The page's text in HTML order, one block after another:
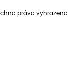
práva vyhrazena.